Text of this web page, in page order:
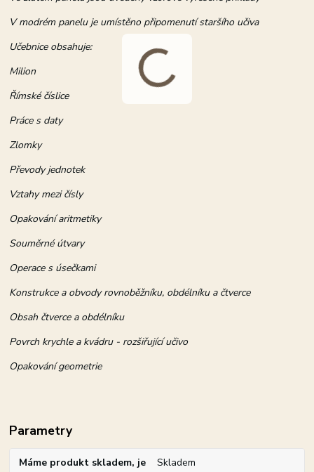
V modrém panelu je umístěno připomenutí staršího učiva
Učebnice obsahuje:
Milion
Římské číslice
Práce s daty
Zlomky
Převody jednotek
Vztahy mezi čísly
Opakování aritmetiky
Souměrné útvary
Operace s úsečkami
Konstrukce a obvody rovnoběžníku, obdélníku a čtverce
Obsah čtverce a obdélníku
Povrch krychle a kvádru - rozšiřující učivo
Opakování geometrie
Parametry
Máme produkt skladem, je
Skladem